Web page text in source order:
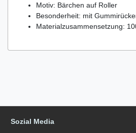
Motiv: Bärchen auf Roller
Besonderheit: mit
Materialzusammensetzung:
Sozial Media